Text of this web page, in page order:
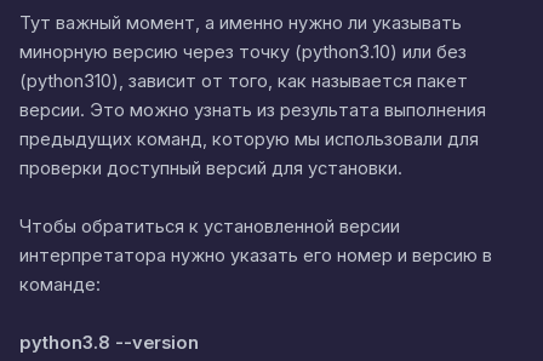
Тут важный момент, а именно нужно ли указывать
минорную версию через точку (python3.10) или без
(python310), зависит от того, как называется пакет
версии. Это можно узнать из результата выполнения
предыдущих команд, которую мы использовали для
проверки доступный версий для установки.
Чтобы обратиться к установленной версии
интерпретатора нужно указать его номер и версию в
команде:
python3.8 --version